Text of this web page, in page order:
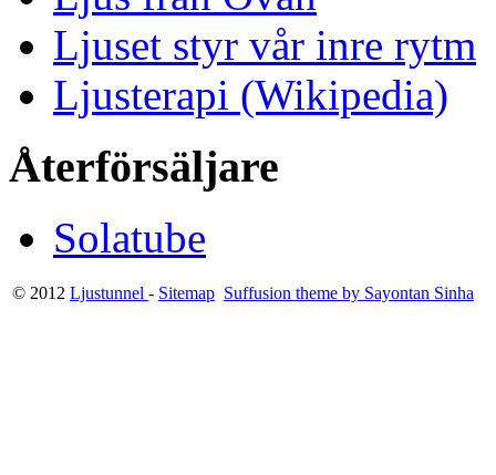
Ljuset styr vår inre rytm
Ljusterapi (Wikipedia)
Återförsäljare
Solatube
© 2012 Ljustunnel - Sitemap Suffusion theme by Sayontan Sinha